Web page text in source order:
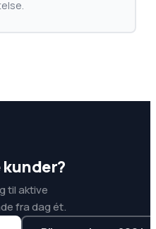
til aktive
fra dag ét.